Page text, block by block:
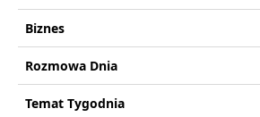
Biznes
Rozmowa Dnia
Temat Tygodnia